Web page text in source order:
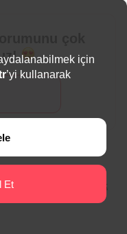
İletişim
Adresi Görmek
için
’yi kullanarak
Et